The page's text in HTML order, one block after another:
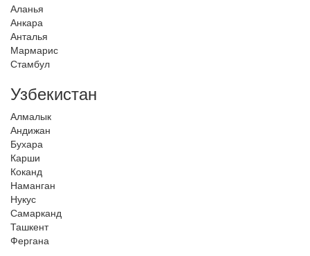
Аланья
Анкара
Анталья
Мармарис
Стамбул
Узбекистан
Алмалык
Андижан
Бухара
Карши
Коканд
Наманган
Нукус
Самарканд
Ташкент
Фергана